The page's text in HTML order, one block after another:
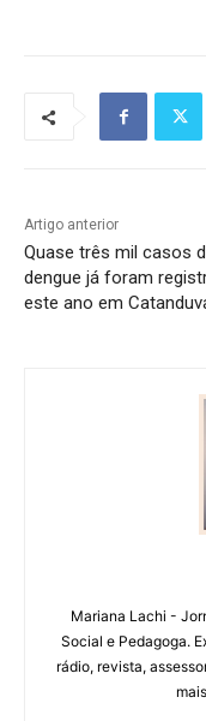
Artigo anterior
Quase três mil casos
dengue já foram
este ano em
Mariana Lachi -
Social e Pedagoga.
rádio, revista,